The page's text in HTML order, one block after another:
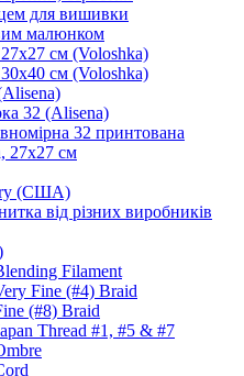
для вишивки
малюнком
см (Voloshka)
см (Voloshka)
32 (Alisena)
32 принтована
27х27 см
(США)
від різних виробників
Filament
Fine (#4) Braid
(#8) Braid
Thread #1, #5 & #7